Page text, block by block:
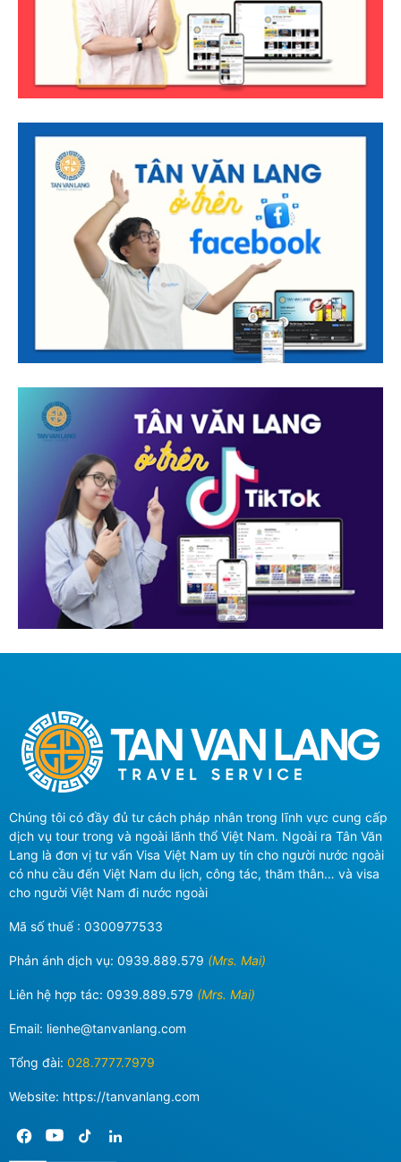
Chúng tôi có đầy đủ tư cách pháp nhân trong lĩnh vực cung cấp
dịch vụ tour trong và ngoài lãnh thổ Việt Nam. Ngoài ra Tân Văn
Lang là đơn vị tư vấn Visa Việt Nam uy tín cho người nước ngoài
có nhu cầu đến Việt Nam du lịch, công tác, thăm thân… và visa
cho người Việt Nam đi nước ngoài
Mã số thuế : 0300977533
Phản ánh dịch vụ: 0939.889.579 (Mrs. Mai)
Liên hệ hợp tác: 0939.889.579 (Mrs. Mai)
Email: lienhe@tanvanlang.com
Tổng đài: 028.7777.7979
Website: https://tanvanlang.com